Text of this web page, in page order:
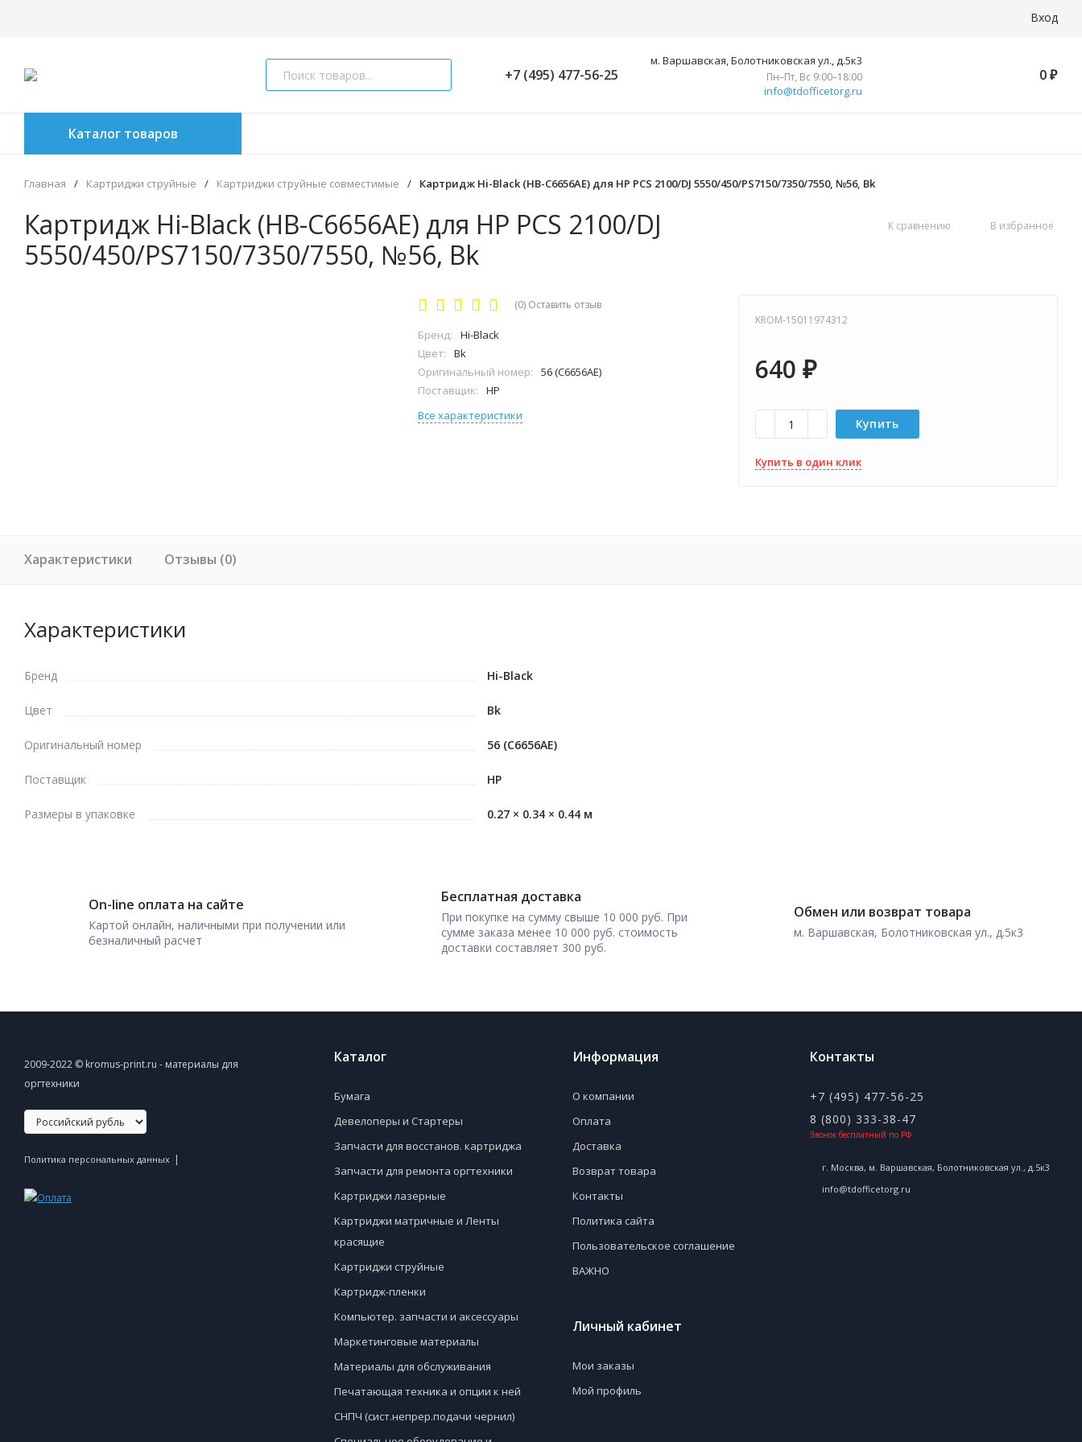
Вход
+7 (495) 477-56-25
м. Варшавская, Болотниковская ул., д.5к3
Пн–Пт, Вс 9:00–18:00
info@tdofficetorg.ru
0 ₽
Каталог товаров
Главная / Картриджи струйные / Картриджи струйные совместимые / Картридж Hi-Black (HB-C6656AE) для HP PCS 2100/DJ 5550/450/PS7150/7350/7550, №56, Bk
Картридж Hi-Black (HB-C6656AE) для HP PCS 2100/DJ
5550/450/PS7150/7350/7550, №56, Bk
К сравнению В избранное
(0) Оставить отзыв
Бренд:
Hi-Black
Цвет:
Bk
Оригинальный номер:
56 (C6656AE)
Поставщик:
HP
Все характеристики
KROM-15011974312
640 ₽
Купить
Купить в один клик
Характеристики Отзывы (0)
Характеристики
Бренд Hi-Black
Цвет Bk
Оригинальный номер 56 (C6656AE)
Поставщик HP
Размеры в упаковке 0.27 × 0.34 × 0.44 м
On-line оплата на сайте
Картой онлайн, наличными при получении или
безналичный расчет
Бесплатная доставка
При покупке на сумму свыше 10 000 руб. При
сумме заказа менее 10 000 руб. стоимость
доставки составляет 300 руб.
Обмен или возврат товара
м. Варшавская, Болотниковская ул., д.5к3
2009-2022 © kromus-print.ru - материалы для
оргтехники
Политика персональных данных |
Каталог
Бумага
Девелоперы и Стартеры
Запчасти для восстанов. картриджа
Запчасти для ремонта оргтехники
Картриджи лазерные
Картриджи матричные и Ленты
красящие
Картриджи струйные
Картридж-пленки
Компьютер. запчасти и аксессуары
Маркетинговые материалы
Материалы для обслуживания
Печатающая техника и опции к ней
СНПЧ (сист.непрер.подачи чернил)
Информация
О компании
Оплата
Доставка
Возврат товара
Контакты
Политика сайта
Пользовательское соглашение
ВАЖНО
Личный кабинет
Мои заказы
Мой профиль
Контакты
+7 (495) 477-56-25
8 (800) 333-38-47
Звонок бесплатный по РФ
г. Москва, м. Варшавская, Болотниковская ул., д.5к3
info@tdofficetorg.ru